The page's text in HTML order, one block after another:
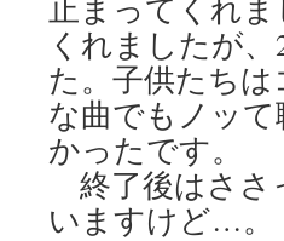
止まってくれ
くれましたが
た。子供たち
な曲でもノッ
かったです。
終了後はささ
いますけど…。